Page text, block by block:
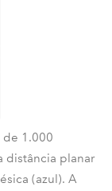
de 1.000
distância planar
(azul). A